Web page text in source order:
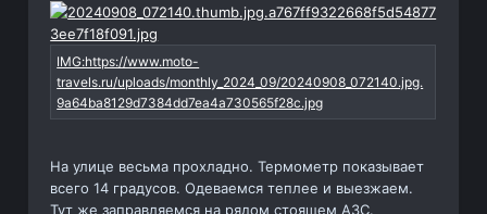
На улице весьма прохладно. Термометр показывает
всего 14 градусов. Одеваемся теплее и выезжаем.
Тут же заправляемся на рядом стоящем АЗС.